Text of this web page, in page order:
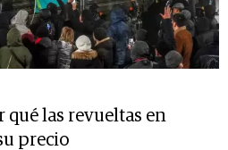
qué las revueltas en
precio